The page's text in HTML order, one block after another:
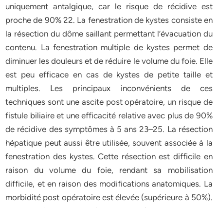
uniquement antalgique, car le risque de récidive est
proche de 90% 22. La fenestration de kystes consiste en
la résection du dôme saillant permettant l’évacuation du
contenu. La fenestration multiple de kystes permet de
diminuer les douleurs et de réduire le volume du foie. Elle
est peu efficace en cas de kystes de petite taille et
multiples. Les principaux inconvénients de ces
techniques sont une ascite post opératoire, un risque de
fistule biliaire et une efficacité relative avec plus de 90%
de récidive des symptômes à 5 ans 23–25. La résection
hépatique peut aussi être utilisée, souvent associée à la
fenestration des kystes. Cette résection est difficile en
raison du volume du foie, rendant sa mobilisation
difficile, et en raison des modifications anatomiques. La
morbidité post opératoire est élevée (supérieure à 50%).